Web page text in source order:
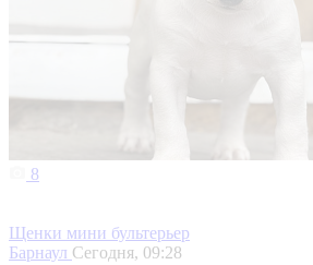
8
Щенки мини бультерьер
Барнаул Сегодня, 09:28